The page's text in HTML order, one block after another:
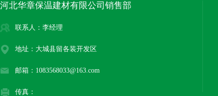
河北华章保温建材有限公司销售部
联系人：李经理
地址：大城县留各装开发区
邮箱：1083568033@163.com
传真：